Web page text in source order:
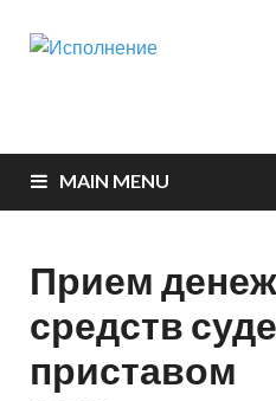
MAIN MENU
Прием
средств
приставом